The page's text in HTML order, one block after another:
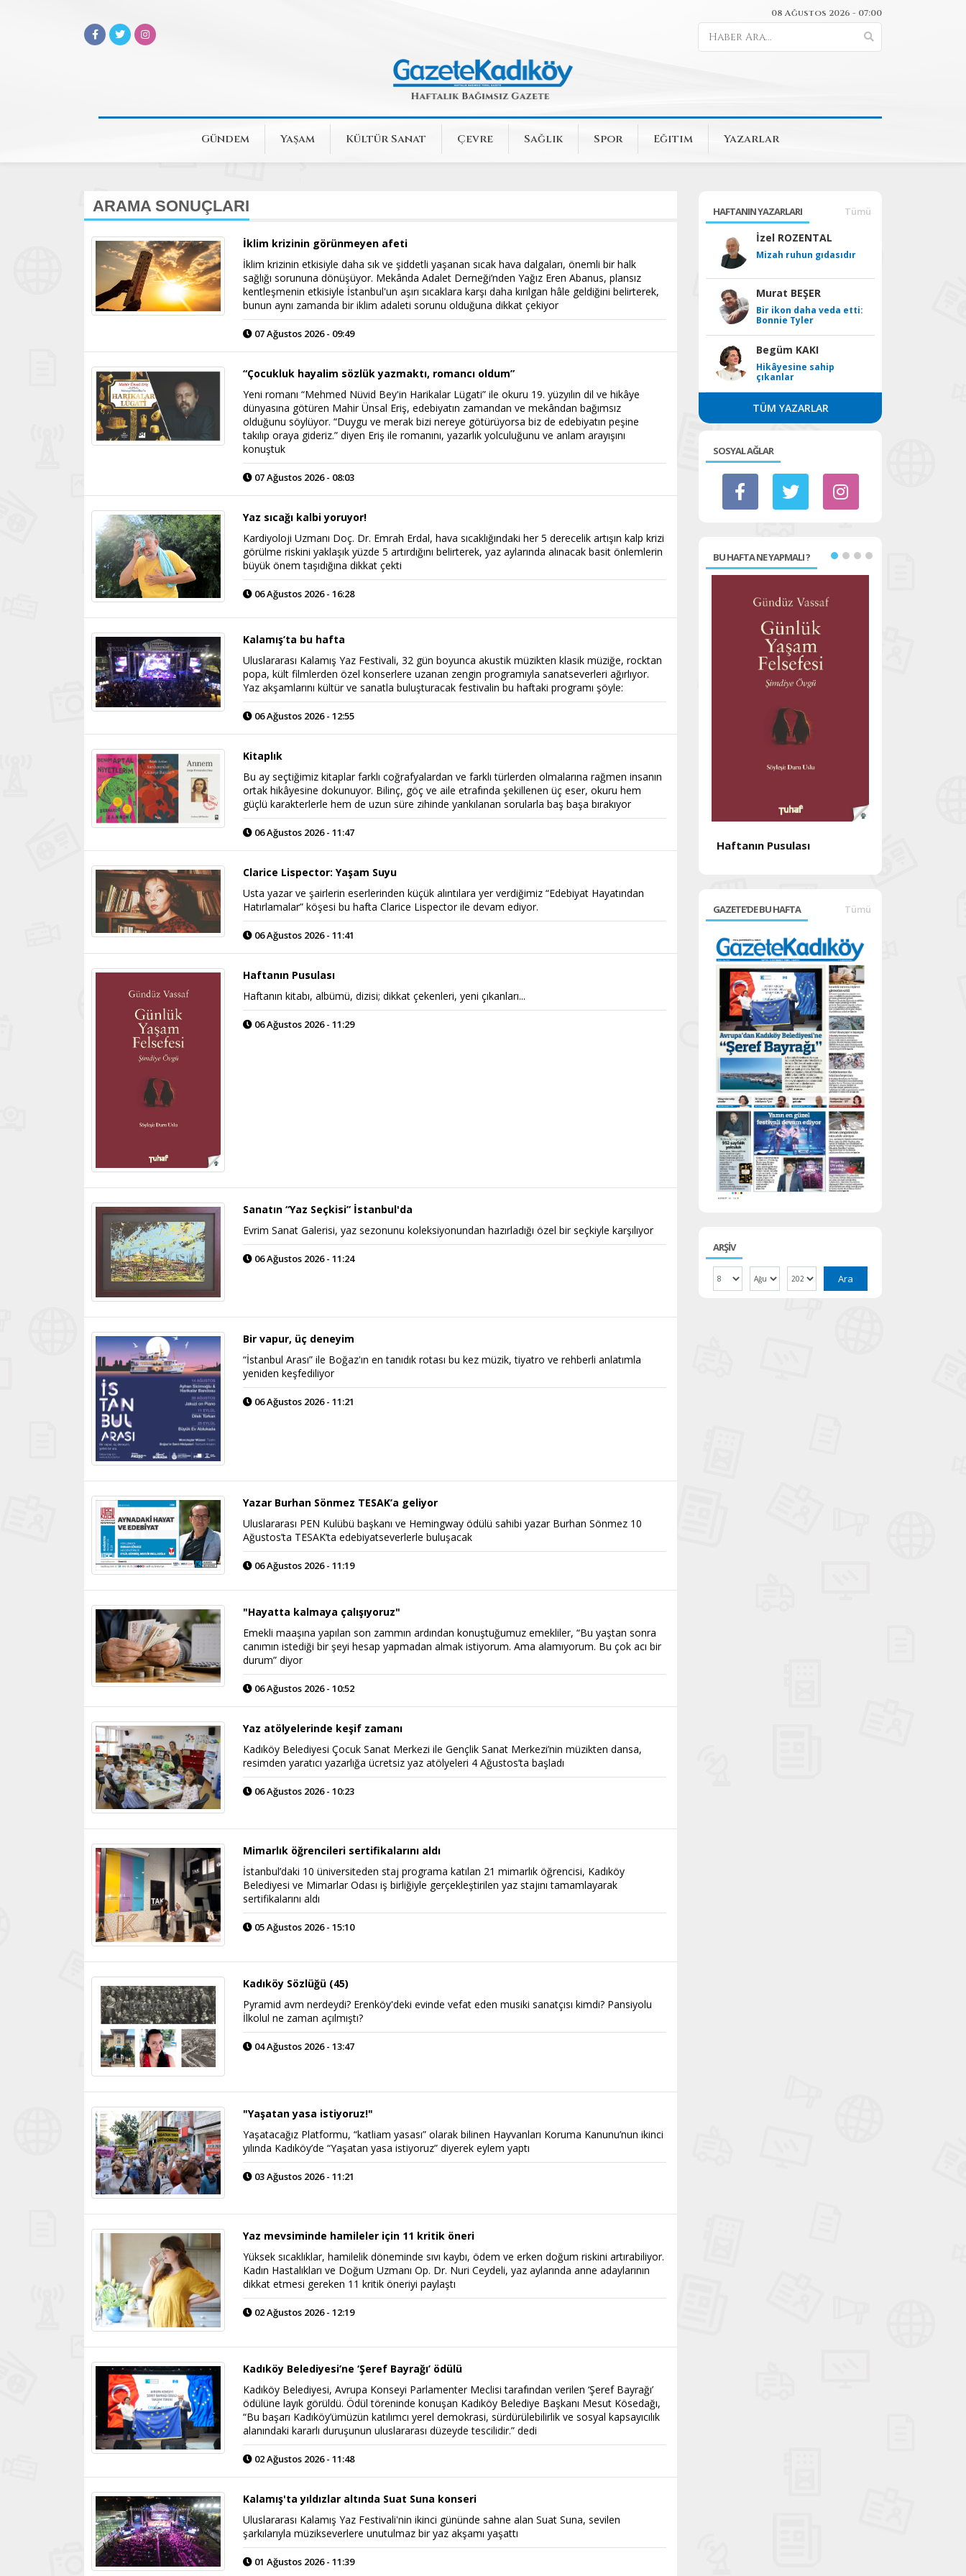
08 Ağustos 2026 - 07:00
Gündem Yaşam Kültür Sanat Çevre Sağlık Spor Eğitim Yazarlar
ARAMA SONUÇLARI
İklim krizinin görünmeyen afeti
İklim krizinin etkisiyle daha sık ve şiddetli yaşanan sıcak hava dalgaları, önemli bir halk
sağlığı sorununa dönüşüyor. Mekânda Adalet Derneği’nden Yağız Eren Abanus, plansız
kentleşmenin etkisiyle İstanbul'un aşırı sıcaklara karşı daha kırılgan hâle geldiğini belirterek,
bunun aynı zamanda bir iklim adaleti sorunu olduğuna dikkat çekiyor
07 Ağustos 2026 - 09:49
“Çocukluk hayalim sözlük yazmaktı, romancı oldum”
Yeni romanı “Mehmed Nüvid Bey'in Harikalar Lügati” ile okuru 19. yüzyılın dil ve hikâye
dünyasına götüren Mahir Ünsal Eriş, edebiyatın zamandan ve mekândan bağımsız
olduğunu söylüyor. “Duygu ve merak bizi nereye götürüyorsa biz de edebiyatın peşine
takılıp oraya gideriz.” diyen Eriş ile romanını, yazarlık yolculuğunu ve anlam arayışını
konuştuk
07 Ağustos 2026 - 08:03
Yaz sıcağı kalbi yoruyor!
Kardiyoloji Uzmanı Doç. Dr. Emrah Erdal, hava sıcaklığındaki her 5 derecelik artışın kalp krizi
görülme riskini yaklaşık yüzde 5 artırdığını belirterek, yaz aylarında alınacak basit önlemlerin
büyük önem taşıdığına dikkat çekti
06 Ağustos 2026 - 16:28
Kalamış’ta bu hafta
Uluslararası Kalamış Yaz Festivali, 32 gün boyunca akustik müzikten klasik müziğe, rocktan
popa, kült filmlerden özel konserlere uzanan zengin programıyla sanatseverleri ağırlıyor.
Yaz akşamlarını kültür ve sanatla buluşturacak festivalin bu haftaki programı şöyle:
06 Ağustos 2026 - 12:55
Kitaplık
Bu ay seçtiğimiz kitaplar farklı coğrafyalardan ve farklı türlerden olmalarına rağmen insanın
ortak hikâyesine dokunuyor. Bilinç, göç ve aile etrafında şekillenen üç eser, okuru hem
güçlü karakterlerle hem de uzun süre zihinde yankılanan sorularla baş başa bırakıyor
06 Ağustos 2026 - 11:47
Clarice Lispector: Yaşam Suyu
Usta yazar ve şairlerin eserlerinden küçük alıntılara yer verdiğimiz “Edebiyat Hayatından
Hatırlamalar” köşesi bu hafta Clarice Lispector ile devam ediyor.
06 Ağustos 2026 - 11:41
Haftanın Pusulası
Haftanın kitabı, albümü, dizisi; dikkat çekenleri, yeni çıkanları...
06 Ağustos 2026 - 11:29
Sanatın “Yaz Seçkisi” İstanbul'da
Evrim Sanat Galerisi, yaz sezonunu koleksiyonundan hazırladığı özel bir seçkiyle karşılıyor
06 Ağustos 2026 - 11:24
Bir vapur, üç deneyim
“İstanbul Arası” ile Boğaz'ın en tanıdık rotası bu kez müzik, tiyatro ve rehberli anlatımla
yeniden keşfediliyor
06 Ağustos 2026 - 11:21
Yazar Burhan Sönmez TESAK’a geliyor
Uluslararası PEN Kulübü başkanı ve Hemingway ödülü sahibi yazar Burhan Sönmez 10
Ağustos’ta TESAK’ta edebiyatseverlerle buluşacak
06 Ağustos 2026 - 11:19
"Hayatta kalmaya çalışıyoruz"
Emekli maaşına yapılan son zammın ardından konuştuğumuz emekliler, “Bu yaştan sonra
canımın istediği bir şeyi hesap yapmadan almak istiyorum. Ama alamıyorum. Bu çok acı bir
durum” diyor
06 Ağustos 2026 - 10:52
Yaz atölyelerinde keşif zamanı
Kadıköy Belediyesi Çocuk Sanat Merkezi ile Gençlik Sanat Merkezi’nin müzikten dansa,
resimden yaratıcı yazarlığa ücretsiz yaz atölyeleri 4 Ağustos’ta başladı
06 Ağustos 2026 - 10:23
Mimarlık öğrencileri sertifikalarını aldı
İstanbul’daki 10 üniversiteden staj programa katılan 21 mimarlık öğrencisi, Kadıköy
Belediyesi ve Mimarlar Odası iş birliğiyle gerçekleştirilen yaz stajını tamamlayarak
sertifikalarını aldı
05 Ağustos 2026 - 15:10
Kadıköy Sözlüğü (45)
Pyramid avm nerdeydi? Erenköy'deki evinde vefat eden musiki sanatçısı kimdi? Pansiyolu
İlkolul ne zaman açılmıştı?
04 Ağustos 2026 - 13:47
"Yaşatan yasa istiyoruz!"
Yaşatacağız Platformu, “katliam yasası” olarak bilinen Hayvanları Koruma Kanunu’nun ikinci
yılında Kadıköy’de “Yaşatan yasa istiyoruz” diyerek eylem yaptı
03 Ağustos 2026 - 11:21
Yaz mevsiminde hamileler için 11 kritik öneri
Yüksek sıcaklıklar, hamilelik döneminde sıvı kaybı, ödem ve erken doğum riskini artırabiliyor.
Kadın Hastalıkları ve Doğum Uzmanı Op. Dr. Nuri Ceydeli, yaz aylarında anne adaylarının
dikkat etmesi gereken 11 kritik öneriyi paylaştı
02 Ağustos 2026 - 12:19
Kadıköy Belediyesi’ne ‘Şeref Bayrağı’ ödülü
Kadıköy Belediyesi, Avrupa Konseyi Parlamenter Meclisi tarafından verilen ‘Şeref Bayrağı’
ödülüne layık görüldü. Ödül töreninde konuşan Kadıköy Belediye Başkanı Mesut Kösedağı,
“Bu başarı Kadıköy’ümüzün katılımcı yerel demokrasi, sürdürülebilirlik ve sosyal kapsayıcılık
alanındaki kararlı duruşunun uluslararası düzeyde tescilidir.” dedi
02 Ağustos 2026 - 11:48
Kalamış'ta yıldızlar altında Suat Suna konseri
Uluslararası Kalamış Yaz Festivali'nin ikinci gününde sahne alan Suat Suna, sevilen
şarkılarıyla müzikseverlere unutulmaz bir yaz akşamı yaşattı
01 Ağustos 2026 - 11:39
HAFTANIN YAZARLARI Tümü
İzel ROZENTAL
Mizah ruhun gıdasıdır
Murat BEŞER
Bir ikon daha veda etti:
Bonnie Tyler
Begüm KAKI
Hikâyesine sahip
çıkanlar
TÜM YAZARLAR
SOSYAL AĞLAR
BU HAFTA NE YAPMALI ?
Haftanın Pusulası
GAZETE'DE BU HAFTA Tümü
ARŞİV
Ara